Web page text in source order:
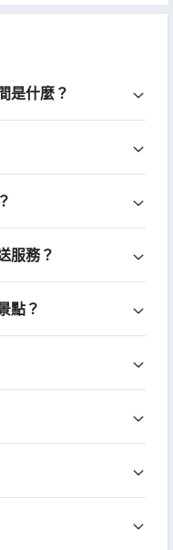
是什麼？
服務？
點？